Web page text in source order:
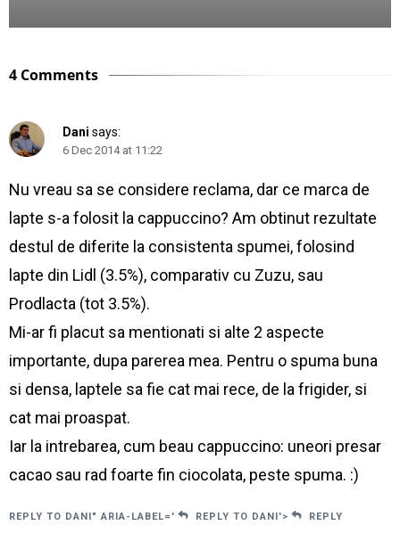
4 Comments
Dani says:
6 Dec 2014 at 11:22
Nu vreau sa se considere reclama, dar ce marca de
lapte s-a folosit la cappuccino? Am obtinut rezultate
destul de diferite la consistenta spumei, folosind
lapte din Lidl (3.5%), comparativ cu Zuzu, sau
Prodlacta (tot 3.5%).
Mi-ar fi placut sa mentionati si alte 2 aspecte
importante, dupa parerea mea. Pentru o spuma buna
si densa, laptele sa fie cat mai rece, de la frigider, si
cat mai proaspat.
Iar la intrebarea, cum beau cappuccino: uneori presar
cacao sau rad foarte fin ciocolata, peste spuma. :)
REPLY TO DANI" ARIA-LABEL=' REPLY TO DANI'> REPLY